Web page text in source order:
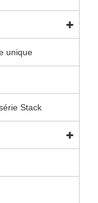
unique
Stack